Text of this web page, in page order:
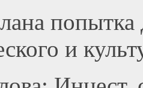
попытка
и